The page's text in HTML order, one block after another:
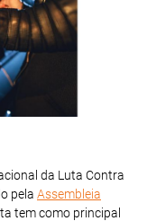
da Luta Contra
pela Assembleia
tem como principal